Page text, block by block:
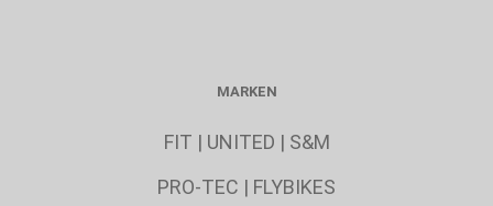
MARKEN
FIT | UNITED | S&M
PRO-TEC | FLYBIKES